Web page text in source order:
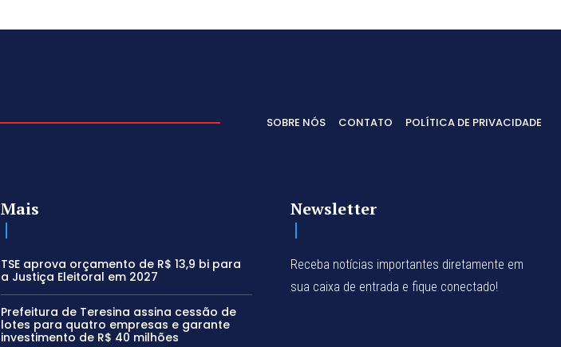
SOBRE NÓS CONTATO POLÍTICA DE PRIVACIDADE
Mais
TSE aprova orçamento de R$ 13,9 bi para
a Justiça Eleitoral em 2027
Prefeitura de Teresina assina cessão de
lotes para quatro empresas e garante
investimento de R$ 40 milhões
Newsletter
Receba notícias importantes diretamente em
sua caixa de entrada e fique conectado!